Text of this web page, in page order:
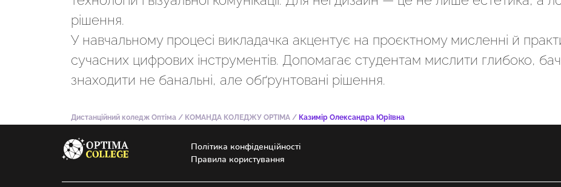
рішення.
У навчальному процесі викладачка акцентує на проєктному мисленні й
сучасних цифрових інструментів. Допомагає студентам мислити глибоко,
знаходити не банальні, але обґрунтовані рішення.
Дистанційний коледж Оптіма / КОМАНДА КОЛЕДЖУ OPTIMA / Казимір Олександра Юріївна
Політика конфіденційності
Правила користування